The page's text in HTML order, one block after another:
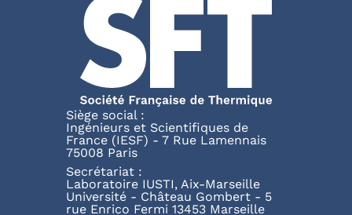
Siège social :
Ingénieurs et Scientifiques de
France (IESF) - 7 Rue Lamennais
75008 Paris
Secrétariat :
Laboratoire IUSTI, Aix-Marseille
Université - Château Gombert - 5
rue Enrico Fermi 13453 Marseille